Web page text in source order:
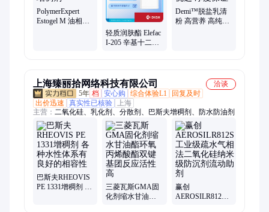
PolymerExpert
Estogel M 油相增
轻质润肤酯 Elefac
I-205 辛基十二醇
Demi™脱盐乳清
粉 高营养 高纯度
上海臻丽拾网络科技有限公司
洽谈
5年 档 安心购 综合体验L1
回复及时
出价迅速
真实性已核验
上海
主营： 二氧化硅、乳化剂、分散剂、巴斯夫增稠剂、防水防油剂
巴斯夫RHEOVIS
PE 1331增稠剂 各
三菱瓦斯GMA固
化剂缩水甘油酯
赢创
AEROSILR812S